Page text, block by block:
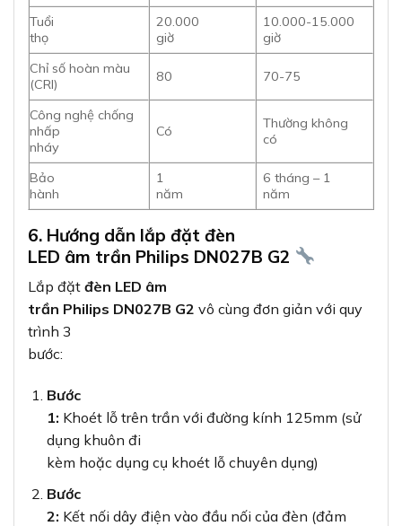
Tuổi
thọ
20.000
giờ
10.000-15.000
giờ
Chỉ số hoàn màu
(CRI)
80 70-75
Công nghệ chống
nhấp
nháy
Có
Thường không
có
Bảo
hành
1
năm
6 tháng – 1
năm
6. Hướng dẫn lắp đặt đèn
LED âm trần Philips DN027B G2
Lắp đặt đèn LED âm
trần Philips DN027B G2 vô cùng đơn giản với quy
trình 3
bước:
Bước
1: Khoét lỗ trên trần với đường kính 125mm (sử
dụng khuôn đi
kèm hoặc dụng cụ khoét lỗ chuyên dụng)
Bước
2: Kết nối dây điện vào đầu nối của đèn (đảm